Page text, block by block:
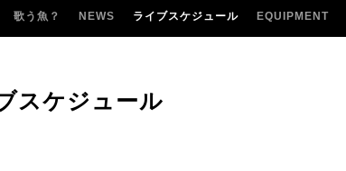
歌う魚？ NEWS ライブスケジュール EQUIPMENT
スケジュール